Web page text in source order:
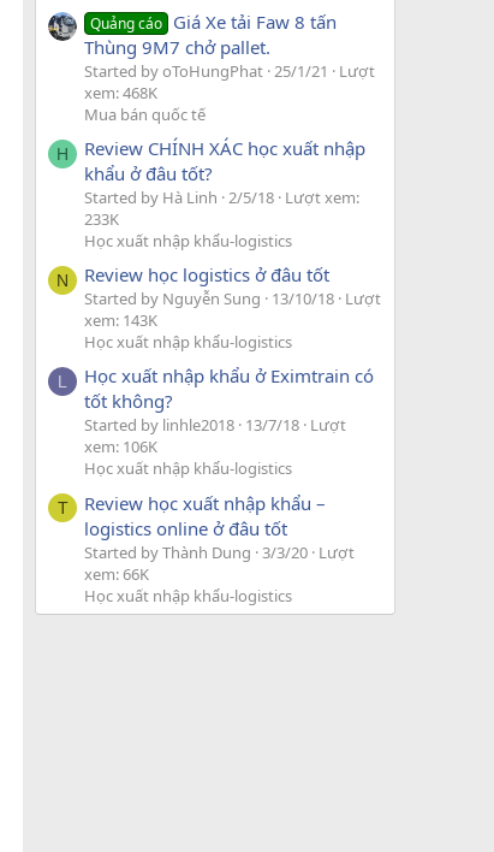
Quảng cáo Giá Xe tải Faw 8 tấn
Thùng 9M7 chở pallet.
Started by oToHungPhat 25/1/21
Lượt
xem: 468K
Mua bán quốc tế
H
Review CHÍNH XÁC học xuất nhập
khẩu ở đâu tốt?
Started by Hà Linh 2/5/18 Lượt xem:
233K
Học xuất nhập khẩu-logistics
N Review học logistics ở đâu tốt
Started by Nguyễn Sung 13/10/18 Lượt
xem: 143K
Học xuất nhập khẩu-logistics
L
Học xuất nhập khẩu ở Eximtrain có
tốt không?
Started by linhle2018 13/7/18 Lượt
xem: 106K
Học xuất nhập khẩu-logistics
T
Review học xuất nhập khẩu –
logistics online ở đâu tốt
Started by Thành Dung 3/3/20 Lượt
xem: 66K
Học xuất nhập khẩu-logistics